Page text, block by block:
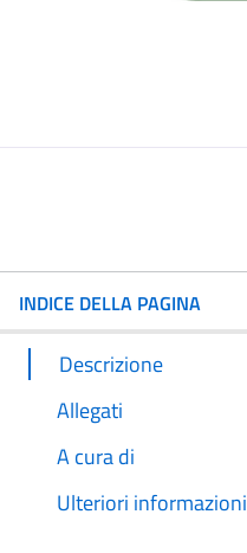
INDICE DELLA PAGINA
Descrizione
Allegati
A cura di
Ulteriori informazioni